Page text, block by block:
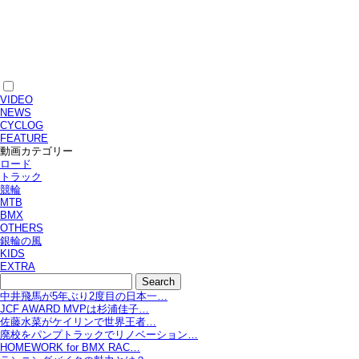
VIDEO
NEWS
CYCLOG
FEATURE
動画カテゴリー
ロード
トラック
競輪
MTB
BMX
OTHERS
銀輪の風
KIDS
EXTRA
中井飛馬が5年ぶり2度目の日本一…
JCF AWARD MVPは杉浦佳子…
佐藤水菜がケイリンで世界王者…
廃校をパンプトラックでリノベーション…
HOMEWORK for BMX RAC…